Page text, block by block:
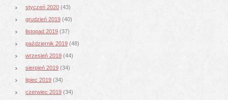
styczeń 2020 (43)
grudzień 2019 (40)
listopad 2019 (37)
październik 2019 (48)
wrzesień 2019 (44)
sierpień 2019 (34)
lipiec 2019 (34)
czerwiec 2019 (34)